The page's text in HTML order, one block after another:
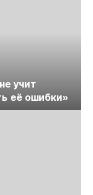
учит
её ошибки»